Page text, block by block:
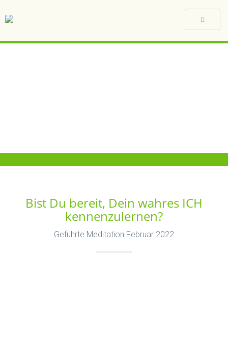
Toggle
Bist Du bereit, Dein wahres ICH
kennenzulernen?
Geführte Meditation Februar 2022